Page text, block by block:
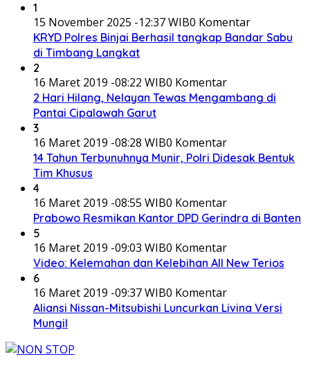
1
15 November 2025 -12:37 WIB0 Komentar
KRYD Polres Binjai Berhasil tangkap Bandar Sabu
di Timbang Langkat
2
16 Maret 2019 -08:22 WIB0 Komentar
2 Hari Hilang, Nelayan Tewas Mengambang di
Pantai Cipalawah Garut
3
16 Maret 2019 -08:28 WIB0 Komentar
14 Tahun Terbunuhnya Munir, Polri Didesak Bentuk
Tim Khusus
4
16 Maret 2019 -08:55 WIB0 Komentar
Prabowo Resmikan Kantor DPD Gerindra di Banten
5
16 Maret 2019 -09:03 WIB0 Komentar
Video: Kelemahan dan Kelebihan All New Terios
6
16 Maret 2019 -09:37 WIB0 Komentar
Aliansi Nissan-Mitsubishi Luncurkan Livina Versi
Mungil